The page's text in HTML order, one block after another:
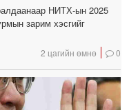
НИТХ-ын 2025
зарим хэсгийг
2 цагийн өмнө 0